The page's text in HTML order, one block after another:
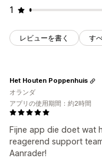
1
レビューを書く す
Fijne app die doet wat
reagerend support
Aanrader!
Het Houten Poppenhuis
オランダ
アプリの使用期間：約2時間